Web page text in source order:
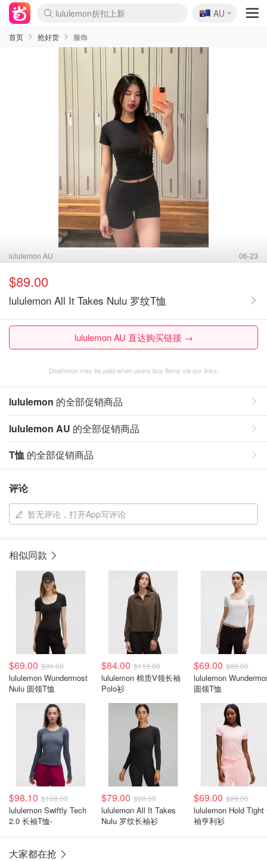
lululemon折扣上新
Sasa美妆护肤3.5折
SSENSE年中2.5折
FreshBeauty好价汇总
Cettire降价+叠9折
WWS Coles超市实拍
viagogo二手票捡漏
Myer超级周末
The Outnet奢牌1折起
David Jones 3折起
Flannels大牌1折
Perfumes Club护肤1折
AMIRO面罩$251
Amazon折扣汇总
eToro入金$200送$50
Amazon数码好物
ICONIC本周7.5折
ThedoubleF高奢地板价
Moose Knuckles 6折
丝芙兰5折起
EUFY摄像头$98
Selenichast首饰2折
Trip机票酒店促销
YSL送5件彩妆礼
Amazon家居好物
Amazon美妆护肤
雅漾大喷$8
过敏原检测盒$33
伊索独家赠50ml沐浴露
科颜氏高保湿面霜$29
SEALIFE海洋馆门票6折
丝塔芙大白罐$16
订阅Newsletter送香薰
Cult Beauty 6.8折
Harrods圣诞日历$525
LN-CC奢牌私促3折
d'Alba空姐喷雾$16
EVE LOM套装£56
Bernardelli独家4折
Adore Beauty 6折起
CT圣诞日历
Mytheresa奢品2.7折
Luxury Escapes 9折
Currentbody美容仪$881
MOON Garden Live
Roborock扫地机$649
Tingo Life水杯$24
Valentino官网5折
CR洗护套装$23
修丽可4件套$159
Myer彩妆2件7折
GANNI官网4.5折
Stylevana韩妆4折
Tessabit高奢8.5折
OGX洗发水$11
Amazon阿德莱德次日达
卡诗8.5折+赠礼
Philips Hue灯具8折
🇦🇺
AU
首页 抢好货 服饰
lululemon AU 06-23
$89.00
lululemon All It Takes Nulu 罗纹T恤
lululemon AU 直达购买链接 →
Dealmoon may be paid when users buy items via our links.
lululemon 的全部促销商品
lululemon AU 的全部促销商品
T恤 的全部促销商品
评论
暂无评论，打开App写评论
相似同款
$69.00 $99.00
lululemon Wundermost
Nulu 圆领T恤
$84.00 $119.00
lululemon 棉质V领长袖
Polo衫
$69.00 $99.00
lululemon
圆领T恤
$98.10 $109.00
lululemon Swiftly Tech
2.0 长袖T恤-
$79.00 $99.00
lululemon All It Takes
Nulu 罗纹长袖衫
$69.00 $99.00
lululemon Hold Tight
袖亨利衫
大家都在抢